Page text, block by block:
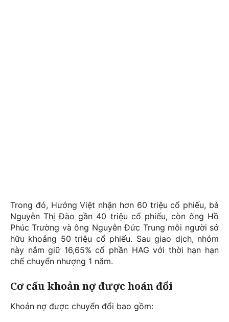
Trong đó, Hướng Việt nhận hơn 60 triệu cổ phiếu, bà
Nguyễn Thị Đào gần 40 triệu cổ phiếu, còn ông Hồ
Phúc Trường và ông Nguyễn Đức Trung mỗi người sở
hữu khoảng 50 triệu cổ phiếu. Sau giao dịch, nhóm
này nắm giữ 16,65% cổ phần HAG với thời hạn hạn
chế chuyển nhượng 1 năm.
Cơ cấu khoản nợ được hoán đổi
Khoản nợ được chuyển đổi bao gồm: